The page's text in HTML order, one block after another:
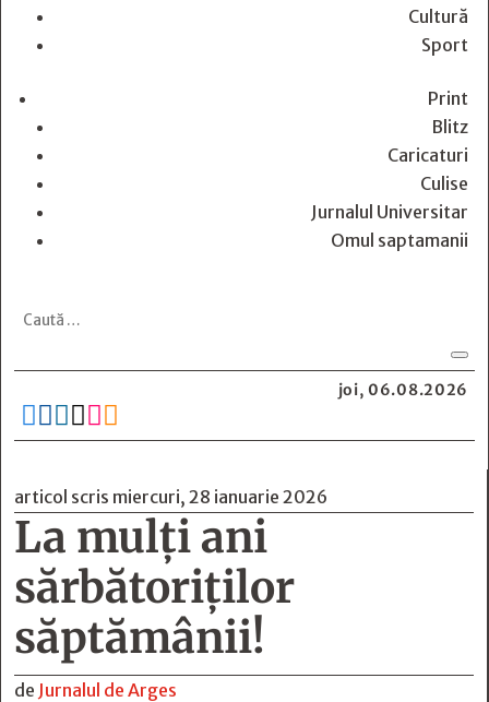
Cultură
Sport
Print
Blitz
Caricaturi
Culise
Jurnalul Universitar
Omul saptamanii
joi, 06.08.2026
     
articol scris miercuri, 28 ianuarie 2026
La mulţi ani
sărbătoriţilor
săptămânii!
de Jurnalul de Arges